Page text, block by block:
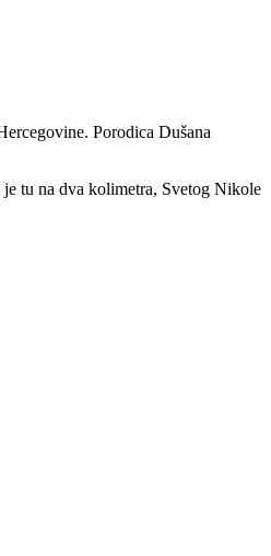
Porodica Dušana
tu na dva kolimetra, Svetog Nikole